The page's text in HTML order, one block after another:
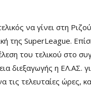
να γίνει στη
της SuperLeague.
του τελικού στο
διεξαγωγής η ΕΛ.ΑΣ.
τελευταίες ώρες,